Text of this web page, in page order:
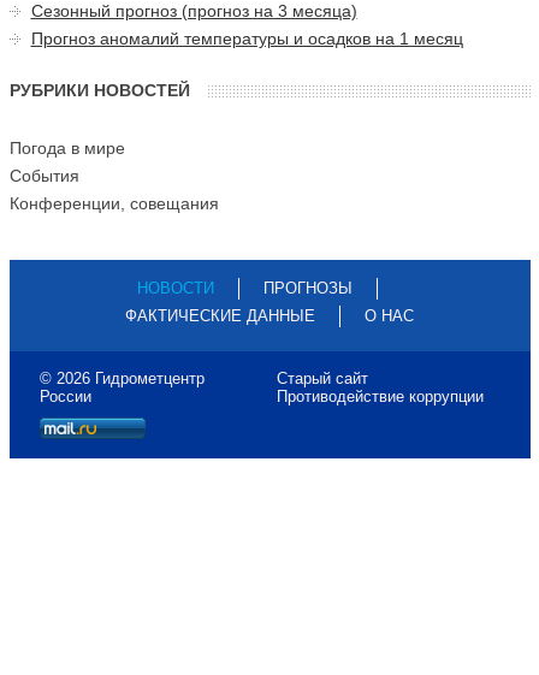
Сезонный прогноз (прогноз на 3 месяца)
Прогноз аномалий температуры и осадков на 1 месяц
РУБРИКИ НОВОСТЕЙ
Погода в мире
События
Конференции, совещания
НОВОСТИ
ПРОГНОЗЫ
ФАКТИЧЕСКИЕ ДАННЫЕ
О НАС
© 2026 Гидрометцентр
России
Старый сайт
Противодействие коррупции